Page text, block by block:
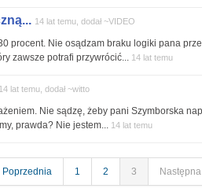
14 lat temu, dodał ~VIDEO
procent. Nie osądzam braku logiki pana
zawsze potrafi przywrócić... 14 lat temu
14 lat temu, dodał ~witto
Nie sądzę, żeby pani Szymborska
prawda? Nie jestem... 14 lat temu
Poprzednia 1 2 3 Następna